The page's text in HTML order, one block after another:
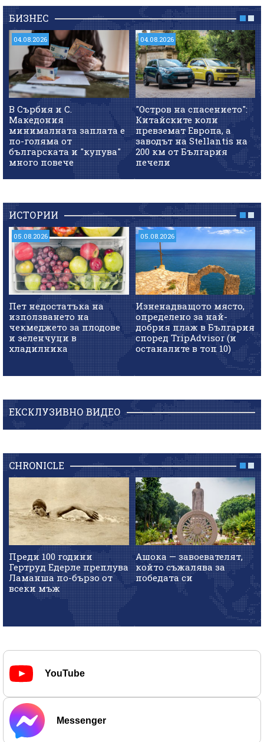
БИЗНЕС
04.08.2026
В Сърбия и С.
Македония
минималната заплата е
по-голяма от
българската и "купува"
много повече
04.08.2026
"Остров на спасението":
Китайските коли
превземат Европа, а
заводът на Stellantis на
200 км от България
печели
ИСТОРИИ
05.08.2026
Пет недостатъка на
използването на
чекмеджето за плодове
и зеленчуци в
хладилника
05.08.2026
Изненадващото място,
определено за най-
добрия плаж в България
според TripAdvisor (и
останалите в топ 10)
ЕКСКЛУЗИВНО ВИДЕО
CHRONICLE
Преди 100 години
Гертруд Едерле преплува
Ламанша по-бързо от
всеки мъж
Ашока — завоевателят,
който съжалява за
победата си
YouTube
Messenger